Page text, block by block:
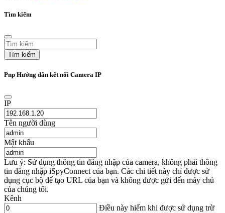
Tìm kiếm
Tìm kiếm
Pnp Hướng dẫn kết nối Camera IP
IP
Tên người dùng
Mật khẩu
Lưu ý: Sử dụng thông tin đăng nhập của camera, không phải thông
tin đăng nhập iSpyConnect của bạn. Các chi tiết này chỉ được sử
dụng cục bộ để tạo URL của bạn và không được gửi đến máy chủ
của chúng tôi.
Kênh
Điều này hiếm khi được sử dụng trừ